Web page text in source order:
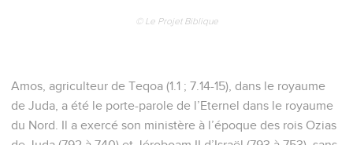
© Le Projet Biblique
Amos, agriculteur de Teqoa (1.1 ; 7.14-15), dans le royaume
de Juda, a été le porte-parole de l’Eternel dans le royaume
du Nord. Il a exercé son ministère à l’époque des rois Ozias